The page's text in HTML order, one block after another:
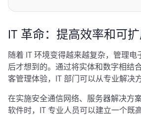
IT 革命：提高效率和可
随着 IT 环境变得越来越复杂，管理电
后才想到的。通过将实体和数字相结
客管理体验，IT 部门可以从专业解决
在实施安全通信网络、服务器解决方
软件时，IT 专业人员可以建立一个既